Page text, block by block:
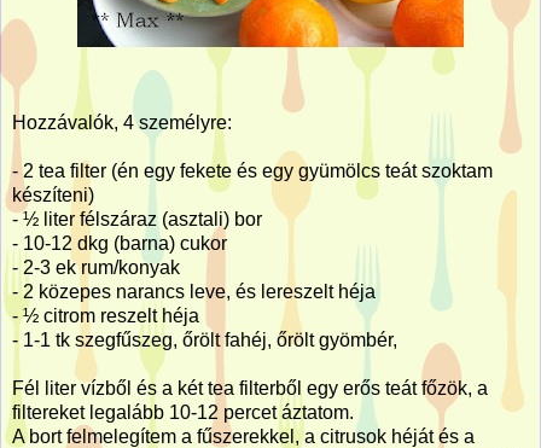
Hozzávalók, 4 személyre:
- 2 tea filter (én egy fekete és egy gyümölcs teát szoktam
készíteni)
- ½ liter félszáraz (asztali) bor
- 10-12 dkg (barna) cukor
- 2-3 ek rum/konyak
- 2 közepes narancs leve, és lereszelt héja
- ½ citrom reszelt héja
- 1-1 tk szegfűszeg, őrölt fahéj, őrölt gyömbér,
Fél liter vízből és a két tea filterből egy erős teát főzök, a
filtereket legalább 10-12 percet áztatom.
A bort felmelegítem a fűszerekkel, a citrusok héját és a